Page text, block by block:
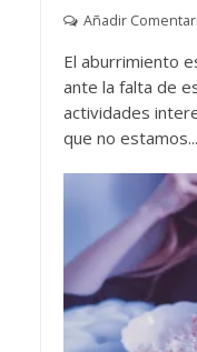
Añadir
El aburrimiento
ante la falta de
actividades
que no estamos...